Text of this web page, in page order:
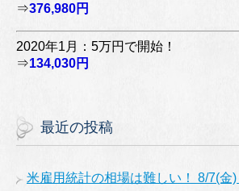
⇒376,980円
2020年1月：5万円で開始！
⇒134,030円
最近の投稿
米雇用統計の相場は難しい！ 8/7(金